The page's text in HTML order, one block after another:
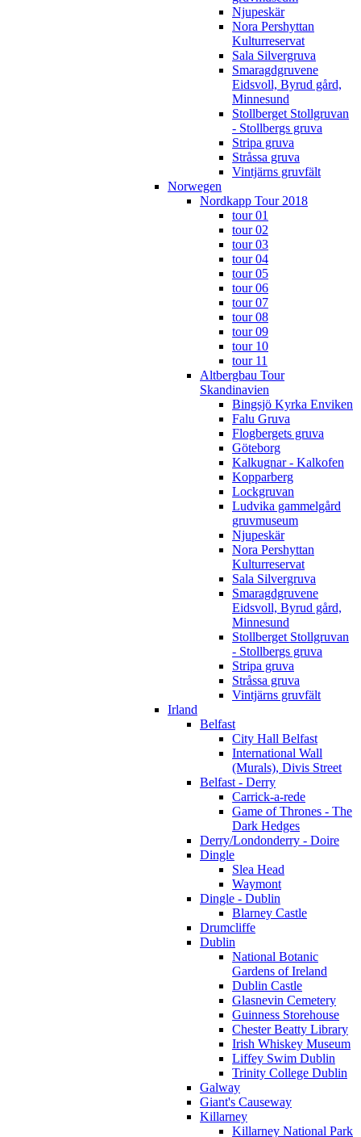
Njupeskär
Nora Pershyttan
Kulturreservat
Sala Silvergruva
Smaragdgruvene
Eidsvoll, Byrud gård,
Minnesund
Stollberget Stollgruvan
- Stollbergs gruva
Stripa gruva
Stråssa gruva
Vintjärns gruvfält
Norwegen
Nordkapp Tour 2018
tour 01
tour 02
tour 03
tour 04
tour 05
tour 06
tour 07
tour 08
tour 09
tour 10
tour 11
Altbergbau Tour
Skandinavien
Bingsjö Kyrka Enviken
Falu Gruva
Flogbergets gruva
Göteborg
Kalkugnar - Kalkofen
Kopparberg
Lockgruvan
Ludvika gammelgård
gruvmuseum
Njupeskär
Nora Pershyttan
Kulturreservat
Sala Silvergruva
Smaragdgruvene
Eidsvoll, Byrud gård,
Minnesund
Stollberget Stollgruvan
- Stollbergs gruva
Stripa gruva
Stråssa gruva
Vintjärns gruvfält
Irland
Belfast
City Hall Belfast
International Wall
(Murals), Divis Street
Belfast - Derry
Carrick-a-rede
Game of Thrones - The
Dark Hedges
Derry/Londonderry - Doire
Dingle
Slea Head
Waymont
Dingle - Dublin
Blarney Castle
Drumcliffe
Dublin
National Botanic
Gardens of Ireland
Dublin Castle
Glasnevin Cemetery
Guinness Storehouse
Chester Beatty Library
Irish Whiskey Museum
Liffey Swim Dublin
Trinity College Dublin
Galway
Giant's Causeway
Killarney
Killarney National Park